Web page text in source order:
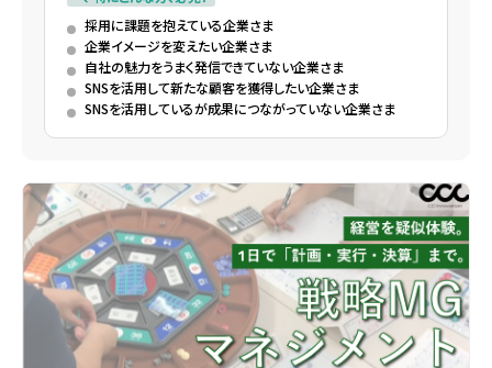
採用に課題を抱えている企業さま
企業イメージを変えたい企業さま
自社の魅力をうまく発信できていない企業さま
SNSを活用して新たな顧客を獲得したい企業さま
SNSを活用しているが成果につながっていない企業さま